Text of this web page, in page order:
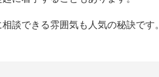
談できる雰囲気も人気の秘訣です。